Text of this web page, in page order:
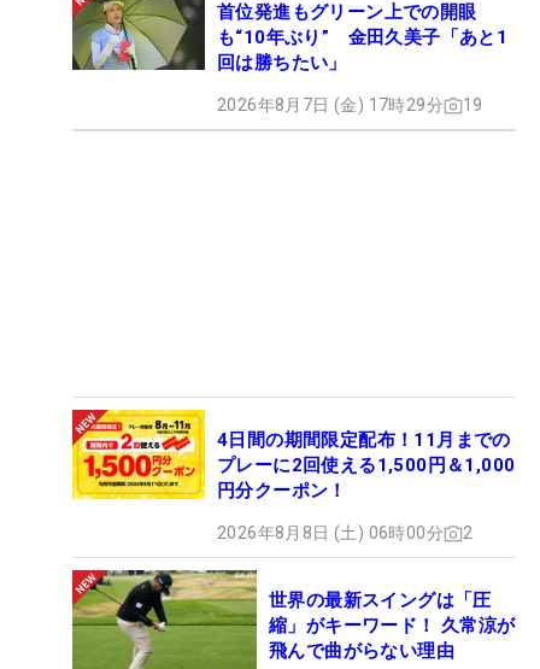
首位発進もグリーン上での開眼
も“10年ぶり” 金田久美子「あと1
回は勝ちたい」
2026年8月7日 (金) 17時29分 19
4日間の期間限定配布！11月までの
プレーに2回使える1,500円＆1,000
円分クーポン！
2026年8月8日 (土) 06時00分 2
世界の最新スイングは「圧
縮」がキーワード！ 久常涼が
飛んで曲がらない理由